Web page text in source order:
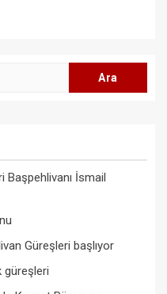
Başpehlivanı İsmail
Güreşleri başlıyor
güreşleri